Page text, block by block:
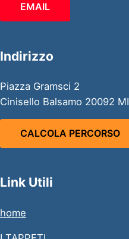
EMAIL
Indirizzo
Piazza Gramsci 2
Cinisello Balsamo 20092 MI
CALCOLA PERCORSO
Link Utili
home